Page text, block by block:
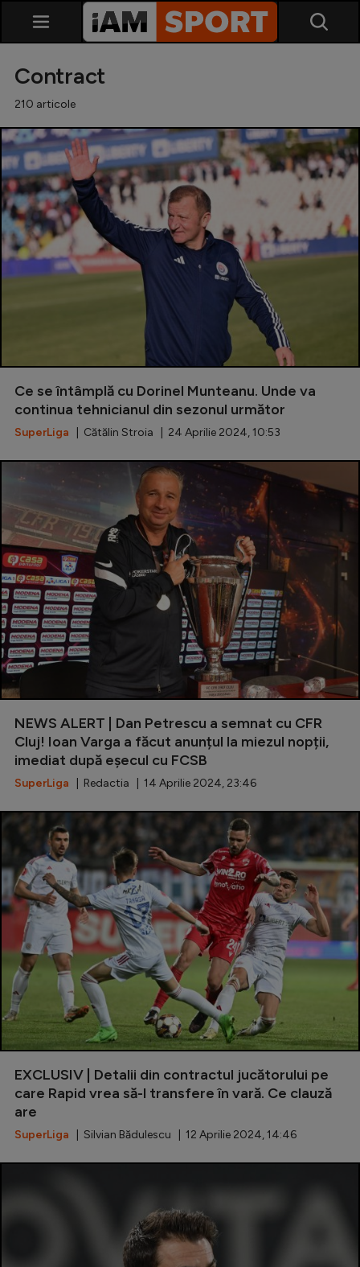
SuperLiga
Liga 2
Cupa României
Echipa Națională
Fotbal feminin
Special
Diverse
Clasamente
Champions League
Europa League
Conference League
Premier League
LaLiga
Serie A
Bundesliga
Campionate
Starurile fotbalului
EURO 2024
Stranieri
Clasamente
Tenis
Handbal
Natație
Formula 1
Ciclism
Contract
210 articole
Ce se întâmplă cu Dorinel Munteanu. Unde va
continua tehnicianul din sezonul următor
SuperLiga | Cătălin Stroia | 24 Aprilie 2024, 10:53
NEWS ALERT | Dan Petrescu a semnat cu CFR
Cluj! Ioan Varga a făcut anunțul la miezul nopții,
imediat după eșecul cu FCSB
SuperLiga | Redactia | 14 Aprilie 2024, 23:46
EXCLUSIV | Detalii din contractul jucătorului pe
care Rapid vrea să-l transfere în vară. Ce clauză
are
SuperLiga | Silvian Bădulescu | 12 Aprilie 2024, 14:46